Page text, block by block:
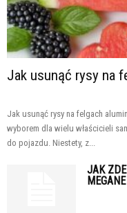
Jak usunąć rysy na
Jak usunąć rysy na felgach
wyborem dla wielu właścicieli
do pojazdu. Niestety, z...
JAK